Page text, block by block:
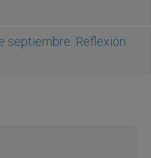
septiembre: Reflexión